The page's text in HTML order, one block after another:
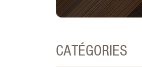
CATÉGORIES